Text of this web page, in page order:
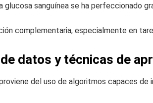
glucosa sanguínea se ha perfeccionado
complementaria, especialmente en
datos y técnicas de
del uso de algoritmos capaces de